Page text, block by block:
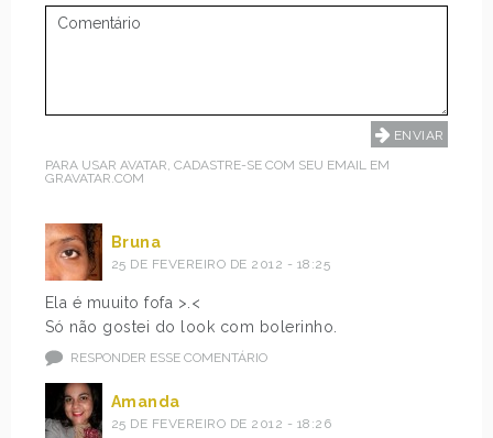
PARA USAR AVATAR, CADASTRE-SE COM SEU EMAIL EM
GRAVATAR.COM
Bruna
25 DE FEVEREIRO DE 2012 - 18:25
Ela é muuito fofa >.<
Só não gostei do look com bolerinho.
RESPONDER ESSE COMENTÁRIO
Amanda
25 DE FEVEREIRO DE 2012 - 18:26